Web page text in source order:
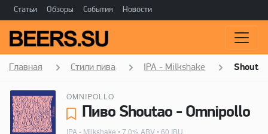
Статьи Обзоры События Новости
Главная Стили пива IPA - Milkshake Shoutao
OMNIPOLLO
Пиво Shoutao - Omnipollo
IPA - Milkshake • 7.0% ABV • 60 IBU